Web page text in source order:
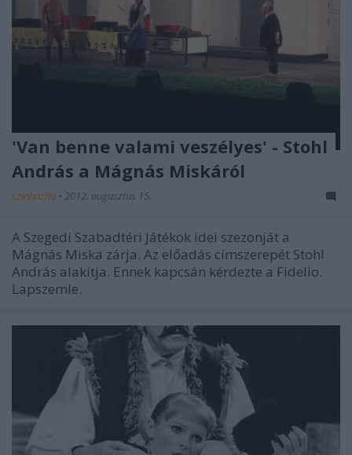
'Van benne valami veszélyes' - Stohl
András a Mágnás Miskáról
szinhazhu • 2012. augusztus 15.
A Szegedi Szabadtéri Játékok idei szezonját a
Mágnás Miska zárja. Az előadás címszerepét Stohl
András alakítja. Ennek kapcsán kérdezte a Fidelio.
Lapszemle.